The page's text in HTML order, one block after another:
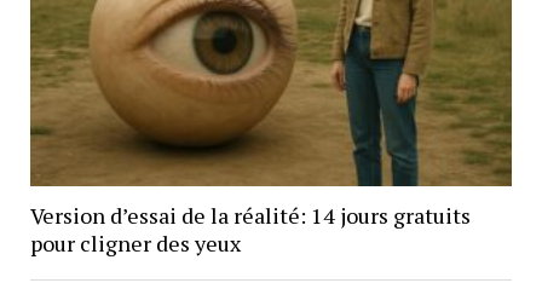
Version d’essai de la réalité: 14 jours gratuits
pour cligner des yeux